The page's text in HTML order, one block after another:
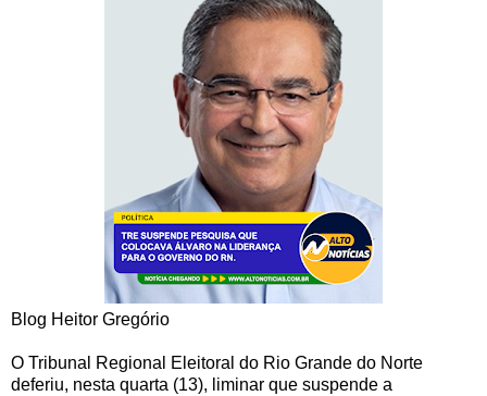
Blog Heitor Gregório
O Tribunal Regional Eleitoral do Rio Grande do Norte
deferiu, nesta quarta (13), liminar que suspende a